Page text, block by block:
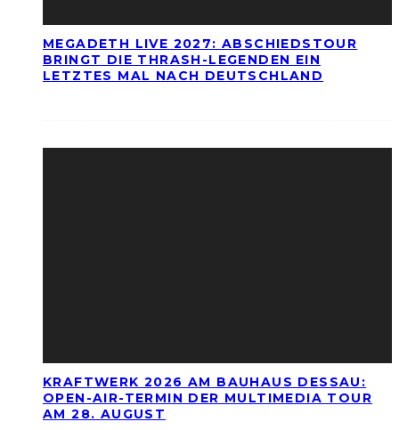
MEGADETH LIVE 2027: ABSCHIEDSTOUR
BRINGT DIE THRASH-LEGENDEN EIN
LETZTES MAL NACH DEUTSCHLAND
KRAFTWERK 2026 AM BAUHAUS DESSAU:
OPEN-AIR-TERMIN DER MULTIMEDIA TOUR
AM 28. AUGUST